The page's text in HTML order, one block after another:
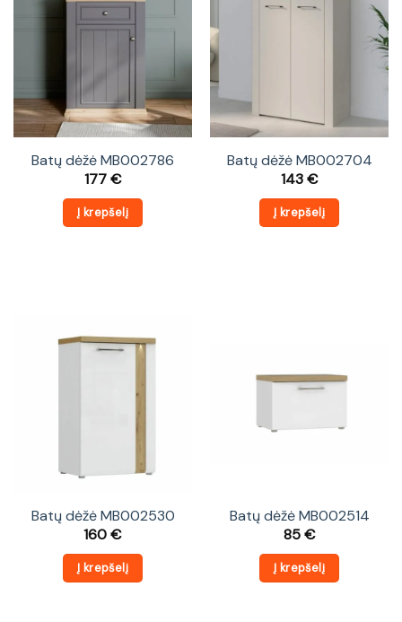
Batų dėžė MB002786
177€
Į krepšelį
Batų dėžė MB002704
143€
Į krepšelį
Batų dėžė MB002530
160€
Į krepšelį
Batų dėžė MB002514
85€
Į krepšelį